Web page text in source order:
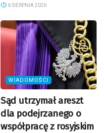
6 SIERPNIA 2026
WIADOMOŚCI
Sąd utrzymał areszt
dla podejrzanego o
współpracę z rosyjskim